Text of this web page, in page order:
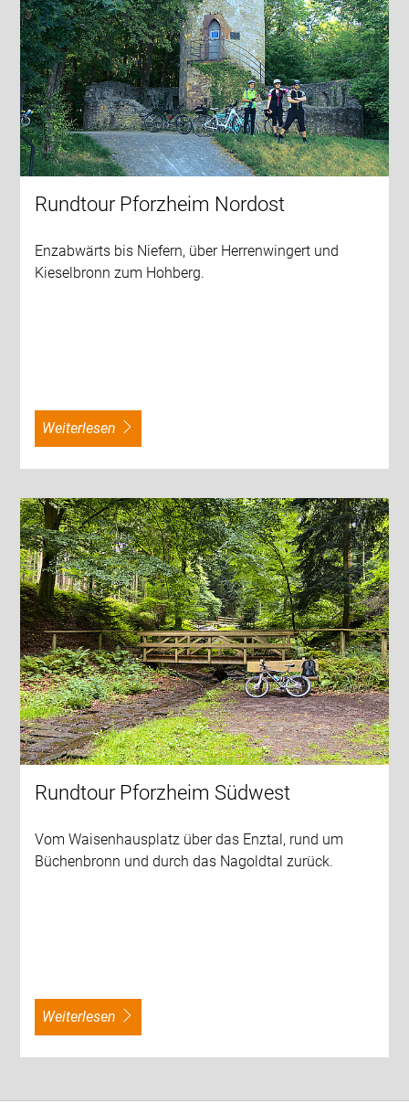
Rundtour Pforzheim Nordost
Enzabwärts bis Niefern, über Herrenwingert und
Kieselbronn zum Hohberg.
weiterlesen
Rundtour Pforzheim Südwest
Vom Waisenhausplatz über das Enztal, rund um
Büchenbronn und durch das Nagoldtal zurück.
weiterlesen